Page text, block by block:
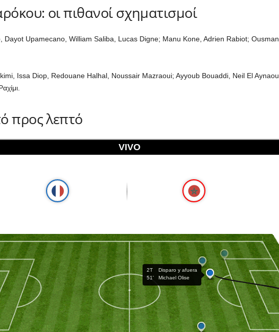
οι πιθανοί σχηματισμοί
Dayot Upamecano, William Saliba, Lucas Digne; Manu Kone, Adrien Rabiot;
Issa Diop, Redouane Halhal, Noussair Mazraoui; Ayyoub Bouaddi, Neil El
προς λεπτό